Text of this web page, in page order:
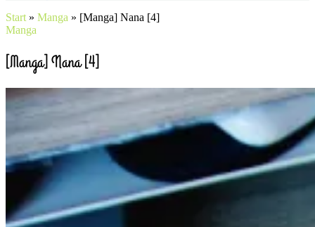
Start » Manga » [Manga] Nana [4]
Manga
[Manga] Nana [4]